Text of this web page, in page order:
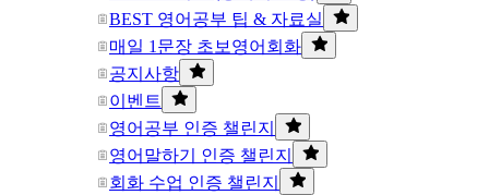
BEST 영어공부 팁 & 자료실
매일 1문장 초보영어회화
공지사항
이벤트
영어공부 인증 챌린지
영어말하기 인증 챌린지
회화 수업 인증 챌린지